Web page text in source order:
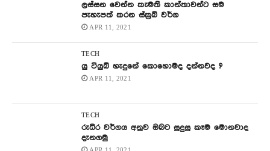
ලස්සන වෙන්න කැමති කාන්තාවන්ට සම
පැහැපත් කරන ස්ක්‍රබ් වර්ග
APR 11, 2021
TECH
යු ටියුබ් හැදුනේ කොහොමද දන්නවද ?
APR 11, 2021
TECH
රුධිර වර්ගය අනුව ඔබට සුදුසු කෑම මොනවාද
දැනගමු